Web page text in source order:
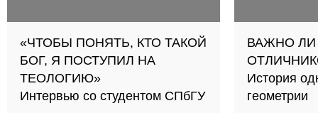
«ЧТОБЫ ПОНЯТЬ, КТО ТАКОЙ
БОГ, Я ПОСТУПИЛ НА
ТЕОЛОГИЮ»
Интервью со студентом СПбГУ
ВАЖНО
История
геометрии